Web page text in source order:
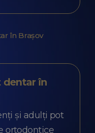
în Brașov
dentar în
și adulți pot
ortodontice